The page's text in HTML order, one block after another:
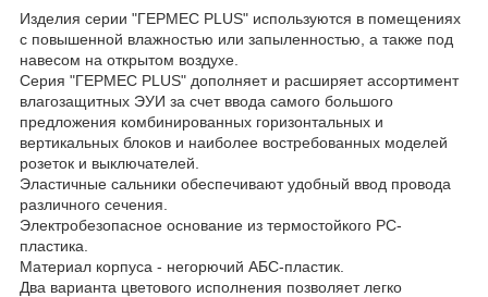
Изделия серии "ГЕРМЕС PLUS" используются в помещениях
с повышенной влажностью или запыленностью, а также под
навесом на открытом воздухе.
Серия "ГЕРМЕС PLUS" дополняет и расширяет ассортимент
влагозащитных ЭУИ за счет ввода самого большого
предложения комбинированных горизонтальных и
вертикальных блоков и наиболее востребованных моделей
розеток и выключателей.
Эластичные сальники обеспечивают удобный ввод провода
различного сечения.
Электробезопасное основание из термостойкого PC-
пластика.
Материал корпуса - негорючий АБС-пластик.
Два варианта цветового исполнения позволяет легко